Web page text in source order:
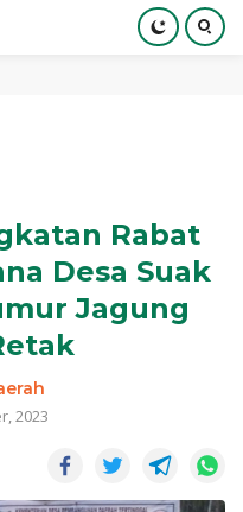
Rabat
Desa Suak
Jagung
2023